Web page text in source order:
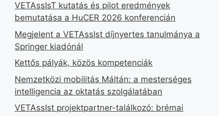
VETAssIsT kutatás és pilot eredmények
bemutatása a HuCER 2026 konferencián
Megjelent a VETAssIst díjnyertes tanulmánya a
Springer kiadónál
Kettős pályák, közös kompetenciák
Nemzetközi mobilitás Máltán: a mesterséges
intelligencia az oktatás szolgálatában
VETAssIst projektpartner-találkozó: brémai